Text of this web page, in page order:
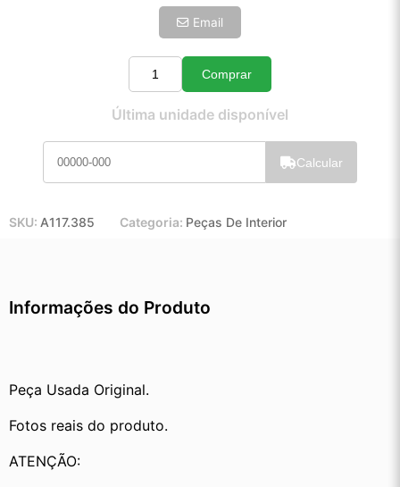
Email
Quantidade
Comprar
Última unidade disponível
Calcular
SKU: A117.385 Categoria: Peças De Interior
Informações do Produto
Peça Usada Original.
Fotos reais do produto.
ATENÇÃO: